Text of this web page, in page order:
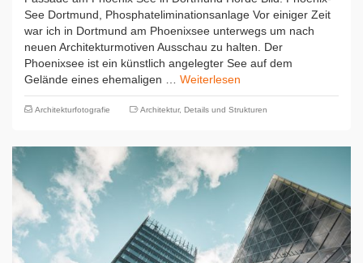
See Dortmund, Phosphateliminationsanlage Vor einiger Zeit
war ich in Dortmund am Phoenixsee unterwegs um nach
neuen Architekturmotiven Ausschau zu halten. Der
Phoenixsee ist ein künstlich angelegter See auf dem
Gelände eines ehemaligen … Weiterlesen
Architekturfotografie Architektur, Details und Strukturen